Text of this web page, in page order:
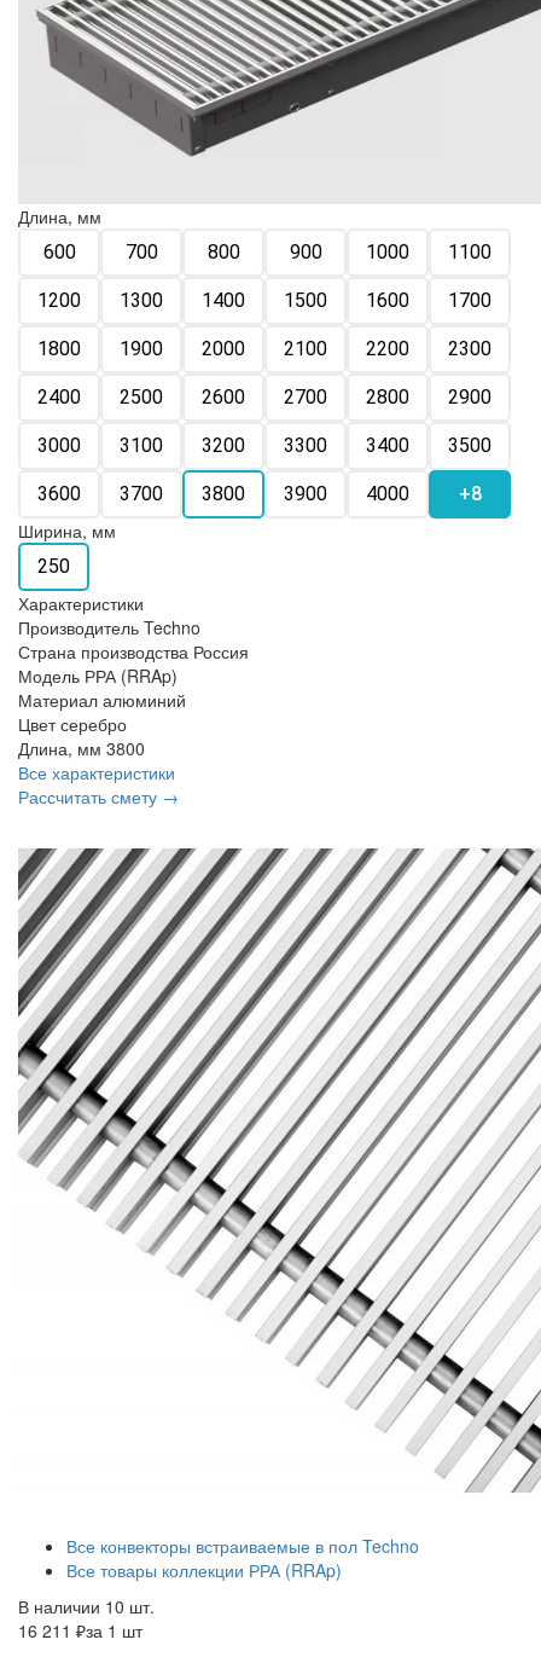
Длина, мм
600 700 800 900 1000 1100
1200 1300 1400 1500 1600 1700
1800 1900 2000 2100 2200 2300
2400 2500 2600 2700 2800 2900
3000 3100 3200 3300 3400 3500
3600 3700 3800 3900 4000 +8
Ширина, мм
250
Характеристики
Производитель Techno
Страна производства Россия
Модель РРА (RRAp)
Материал алюминий
Цвет серебро
Длина, мм 3800
Все характеристики
Рассчитать смету →
Все конвекторы встраиваемые в пол Techno
Все товары коллекции РРА (RRAp)
В наличии 10 шт.
16 211 ₽за 1 шт